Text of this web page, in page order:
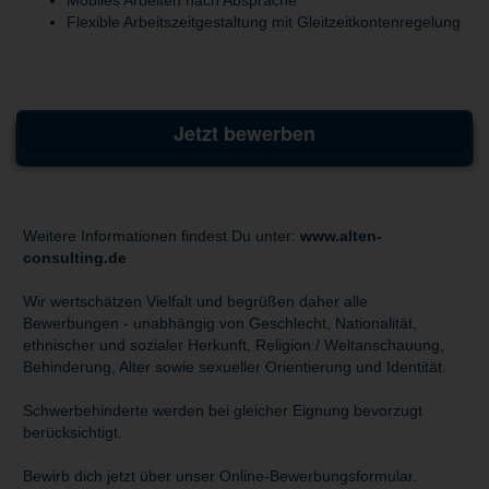
Flexible Arbeitszeitgestaltung mit Gleitzeitkontenregelung
Jetzt bewerben
Weitere Informationen findest Du unter: www.alten-
consulting.de
Wir wertschätzen Vielfalt und begrüßen daher alle
Bewerbungen - unabhängig von Geschlecht, Nationalität,
ethnischer und sozialer Herkunft, Religion / Weltanschauung,
Behinderung, Alter sowie sexueller Orientierung und Identität.
Schwerbehinderte werden bei gleicher Eignung bevorzugt
berücksichtigt.
Bewirb dich jetzt über unser Online-Bewerbungsformular.